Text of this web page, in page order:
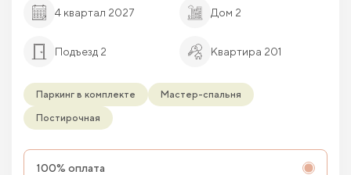
4 квартал 2027 Дом 2
Подъезд 2 Квартира 201
Паркинг в комплекте Мастер-спальня
Постирочная
100% оплата